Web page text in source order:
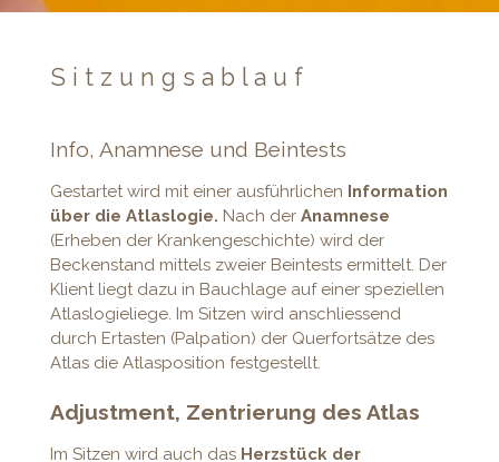
S i t z u n g s a b l a u f
Info, Anamnese und Beintests
Gestartet wird mit einer ausführlichen Information
über die Atlaslogie. Nach der Anamnese
(Erheben der Krankengeschichte) wird der
Beckenstand mittels zweier Beintests ermittelt. Der
Klient liegt dazu in Bauchlage auf einer speziellen
Atlaslogieliege. Im Sitzen wird anschliessend
durch Ertasten (Palpation) der Querfortsätze des
Atlas die Atlasposition festgestellt.
Adjustment, Zentrierung des Atlas
Im Sitzen wird auch das Herzstück der